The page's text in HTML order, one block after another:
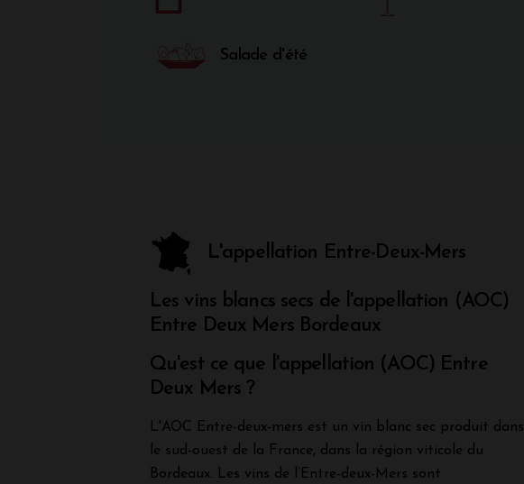
Salade d'été
L'appellation Entre-Deux-Mers
Les vins blancs secs de l'appellation (AOC)
Entre Deux Mers Bordeaux
Qu'est ce que l'appellation (AOC) Entre
Deux Mers ?
L'AOC Entre-deux-mers est un vin blanc sec produit dans
le sud-ouest de la France, dans la région viticole du
Bordeaux. Les vins de l’Entre-deux-Mers sont